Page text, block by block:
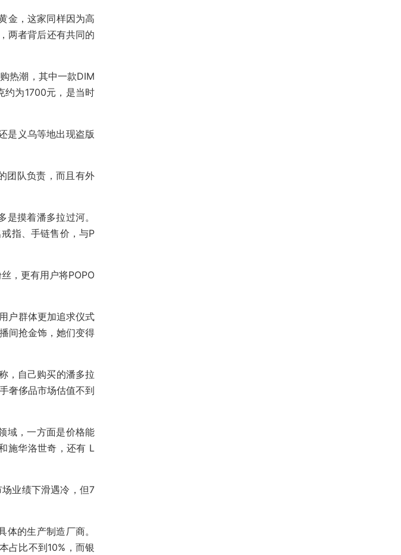
金，这家同样因为高
两者背后还有共同的
热潮，其中一款DIM
约为1700元，是当时
是义乌等地出现盗版
团队负责，而且有外
摸着潘多拉过河。
指、手链售价，与P
，更有用户将POPO
户群体更加追求仪式
间抢金饰，她们变得
，自己购买的潘多拉
奢侈品市场估值不到
域，一方面是价格能
施华洛世奇，还有 L
业绩下滑遇冷，但7
的生产制造厂商。
占比不到10%，而银